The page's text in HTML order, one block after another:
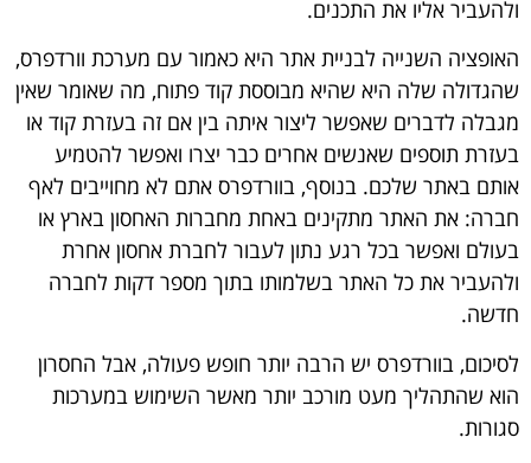
ולהעביר אליו את התכנים.
האופציה השנייה לבניית אתר היא כאמור עם מערכת וורדפרס,
שהגדולה שלה היא שהיא מבוססת קוד פתוח, מה שאומר שאין
מגבלה לדברים שאפשר ליצור איתה בין אם זה בעזרת קוד או
בעזרת תוספים שאנשים אחרים כבר יצרו ואפשר להטמיע
אותם באתר שלכם. בנוסף, בוורדפרס אתם לא מחוייבים לאף
חברה: את האתר מתקינים באחת מחברות האחסון בארץ או
בעולם ואפשר בכל רגע נתון לעבור לחברת אחסון אחרת
ולהעביר את כל האתר בשלמותו בתוך מספר דקות לחברה
חדשה.
לסיכום, בוורדפרס יש הרבה יותר חופש פעולה, אבל החסרון
הוא שהתהליך מעט מורכב יותר מאשר השימוש במערכות
סגורות.